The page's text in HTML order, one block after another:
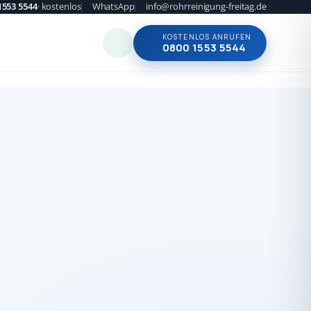
5544· kostenlos WhatsApp info@rohrreinigung-freitag.de
KOSTENLOS ANRUFEN
0800 1553 5544